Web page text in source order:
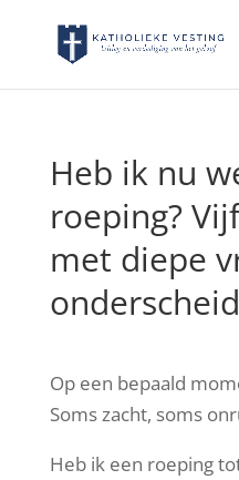
Heb ik nu
roeping?
met diepe
Op een bepaald
Soms zacht, soms
Heb ik een roeping